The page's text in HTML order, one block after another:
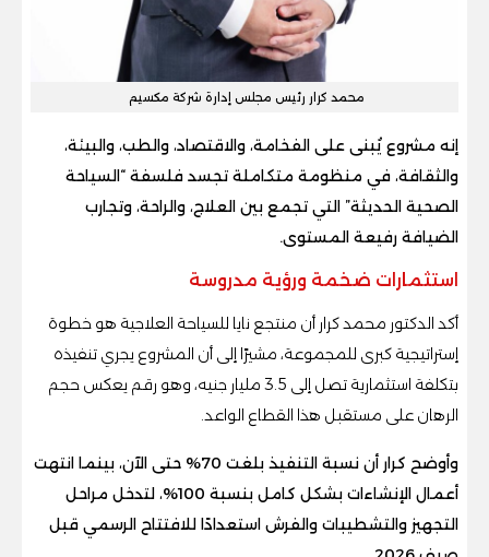
محمد كرار رئيس مجلس إدارة شركة مكسيم
إنه مشروع يُبنى على الفخامة، والاقتصاد، والطب، والبيئة،
والثقافة، في منظومة متكاملة تجسد فلسفة “السياحة
الصحية الحديثة” التي تجمع بين العلاج، والراحة، وتجارب
الضيافة رفيعة المستوى.
استثمارات ضخمة ورؤية مدروسة
أكد الدكتور محمد كرار أن منتجع نايا للسياحة العلاجية هو خطوة
إستراتيجية كبرى للمجموعة، مشيرًا إلى أن المشروع يجري تنفيذه
بتكلفة استثمارية تصل إلى 3.5 مليار جنيه، وهو رقم يعكس حجم
الرهان على مستقبل هذا القطاع الواعد.
وأوضح كرار أن نسبة التنفيذ بلغت 70% حتى الآن، بينما انتهت
أعمال الإنشاءات بشكل كامل بنسبة 100%، لتدخل مراحل
التجهيز والتشطيبات والفرش استعدادًا للافتتاح الرسمي قبل